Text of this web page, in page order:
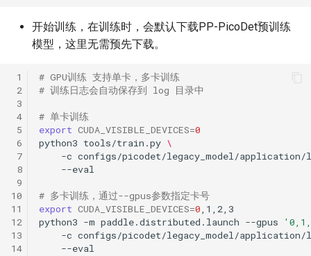
开始训练，在训练时，会默认下载PP-PicoDet预训练
模型，这里无需预先下载。
1
2
3
4
5
6
7
8
9
10
11
12
13
14
# GPU训练 支持单卡，多卡训练
# 训练日志会自动保存到 log 目录中
# 单卡训练
export CUDA_VISIBLE_DEVICES=0
python3 tools/train.py \
-c configs/picodet/legacy_model/application/
# 多卡训练，通过--gpus参数指定卡号
export CUDA_VISIBLE_DEVICES=0
python3 -m paddle.distributed.launch --gpus
-c configs/picodet/legacy_model/application/